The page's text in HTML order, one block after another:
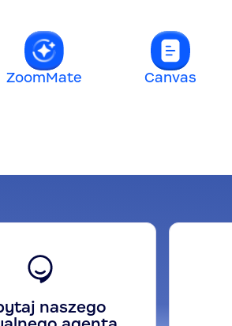
ZoomMate Canvas
naszego